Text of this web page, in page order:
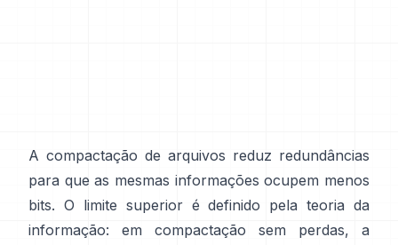
A compactação de arquivos reduz redundâncias
para que as mesmas informações ocupem menos
bits. O limite superior é definido pela teoria da
informação: em compactação sem perdas, a